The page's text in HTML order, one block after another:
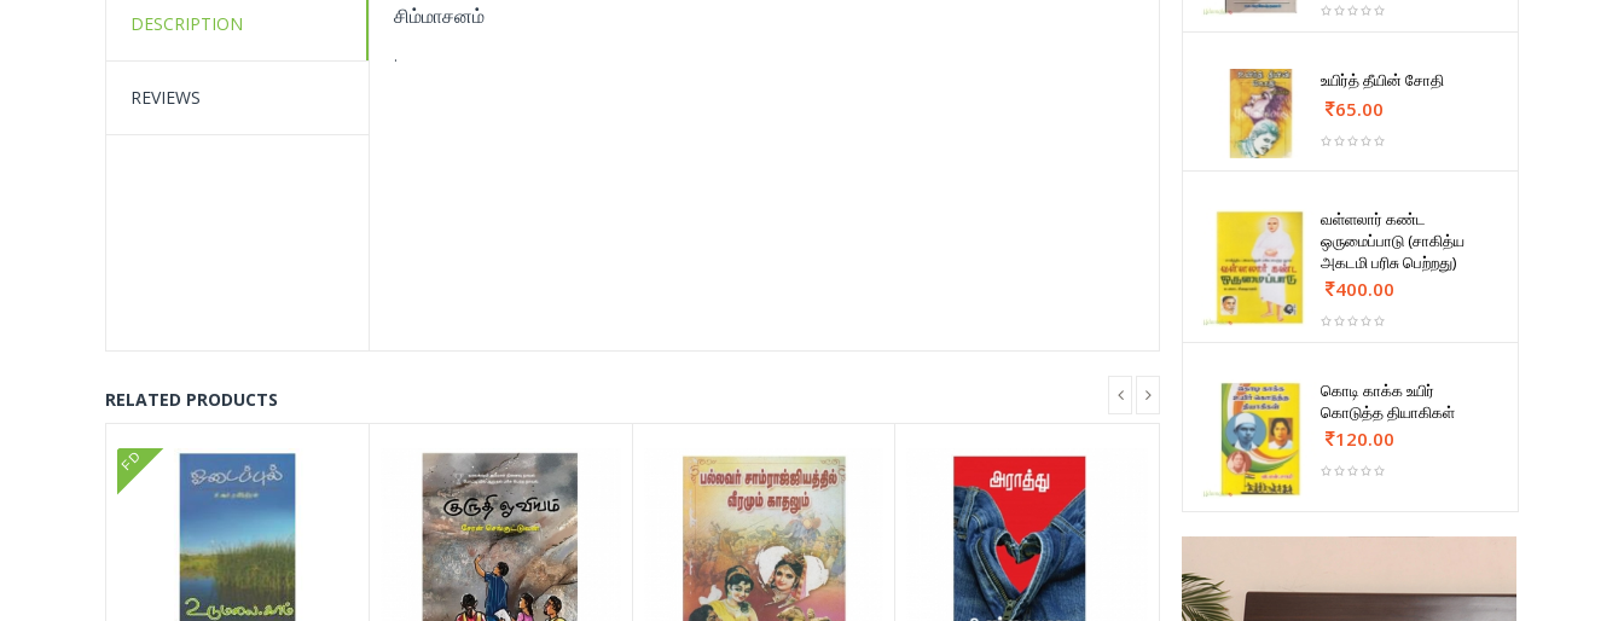
DESCRIPTION
REVIEWS
சிம்மாசனம்
.
RELATED PRODUCTS
FD
உயிர்த் தீயின் சோதி
65.00
வள்ளலார் கண்ட
ஒருமைப்பாடு (சாகித்ய
அகடமி பரிசு பெற்றது)
400.00
கொடி காக்க உயிர்
கொடுத்த தியாகிகள்
120.00